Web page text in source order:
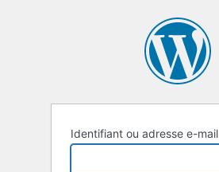
Identifiant ou adresse e-mail